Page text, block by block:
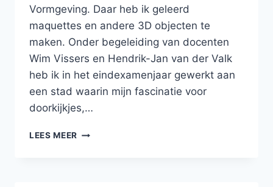
Vormgeving. Daar heb ik geleerd
maquettes en andere 3D objecten te
maken. Onder begeleiding van docenten
Wim Vissers en Hendrik-Jan van der Valk
heb ik in het eindexamenjaar gewerkt aan
een stad waarin mijn fascinatie voor
doorkijkjes,…
LEES MEER GESCHIEDENIS